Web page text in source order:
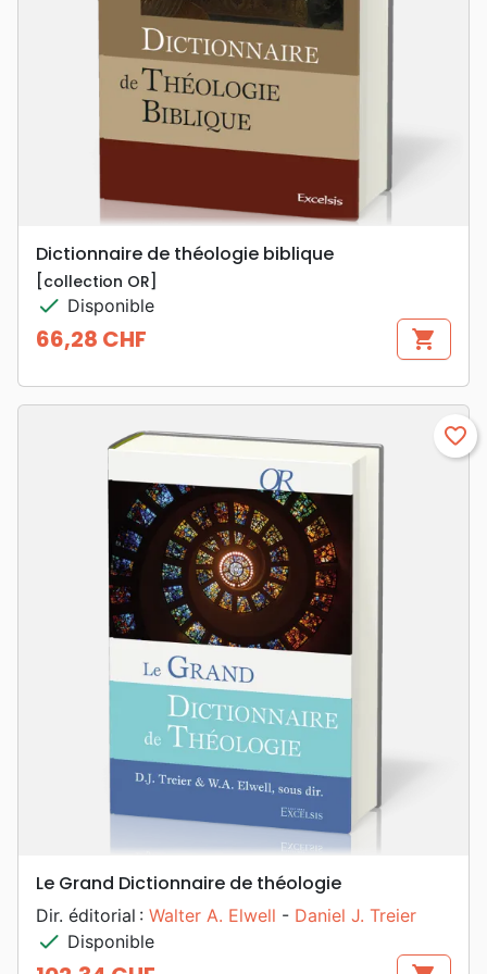
Dictionnaire de théologie biblique
[collection OR]
check Disponible
Prix
66,28 CHF shopping_cart
favorite_border
Le Grand Dictionnaire de théologie
Dir. éditorial : Walter A. Elwell - Daniel J. Treier
check Disponible